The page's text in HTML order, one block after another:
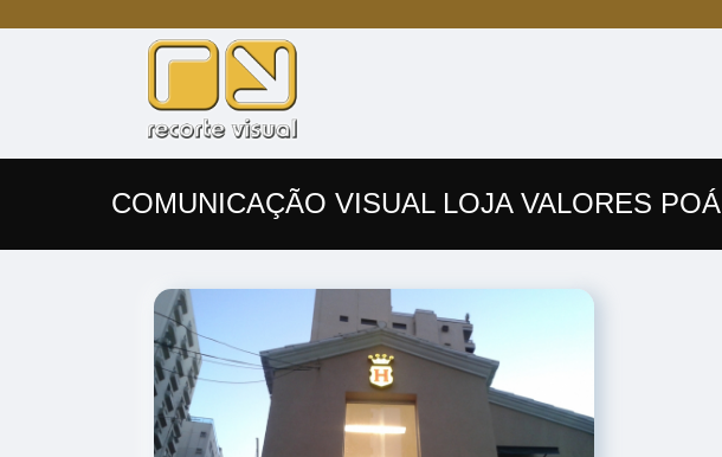
COMUNICAÇÃO VISUAL LOJA VALORES POÁ